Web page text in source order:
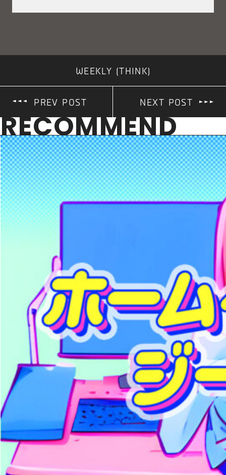
PREV POST
WEEKLY (THINK)
NEXT POST
RECOMMEND